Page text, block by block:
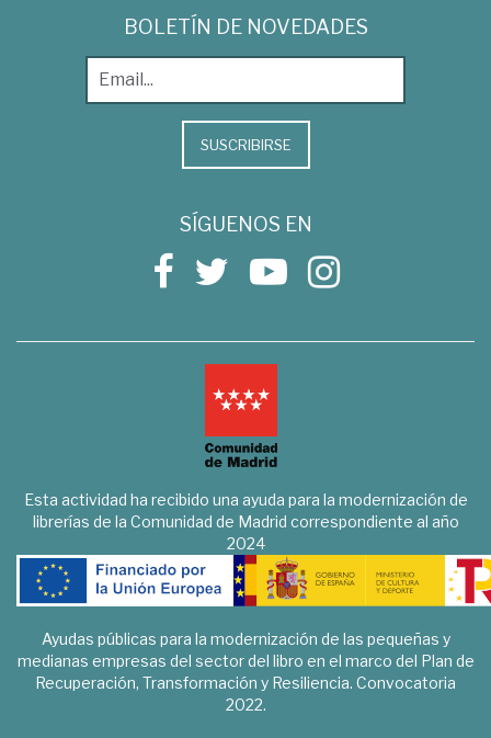
BOLETÍN DE NOVEDADES
SUSCRIBIRSE
SÍGUENOS EN
Esta actividad ha recibido una ayuda para la modernización de
librerías de la Comunidad de Madrid correspondiente al año
2024
Ayudas públicas para la modernización de las pequeñas y
medianas empresas del sector del libro en el marco del Plan de
Recuperación, Transformación y Resiliencia. Convocatoria
2022.